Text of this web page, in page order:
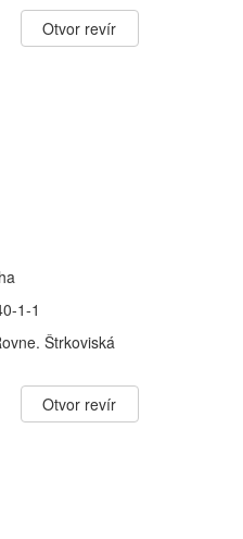
Otvor revír
1-1
Štrkoviská
Otvor revír